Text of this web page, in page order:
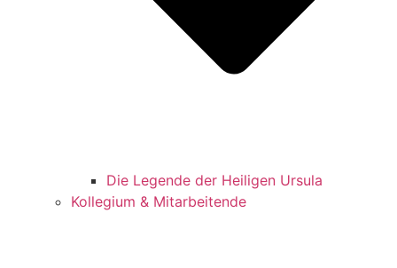
Die Legende der Heiligen Ursula
Kollegium & Mitarbeitende